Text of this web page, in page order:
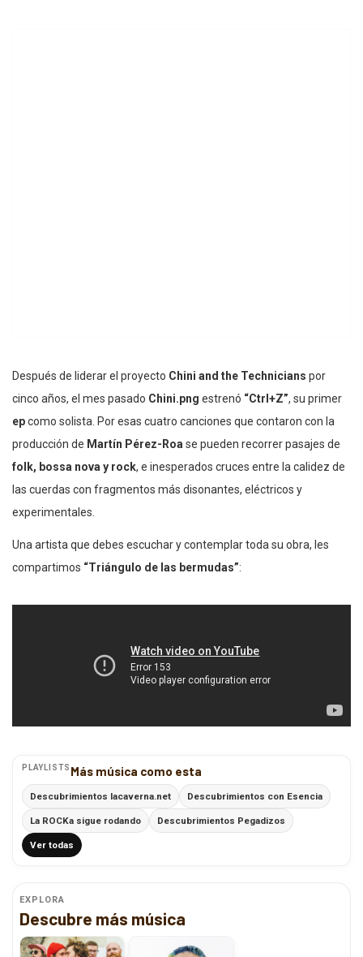
Después de liderar el proyecto Chini and the Technicians por
cinco años, el mes pasado Chini.png estrenó “Ctrl+Z”, su primer
epcomo solista. Por esas cuatro canciones que contaron con la
producción de Martín Pérez-Roa se pueden recorrer pasajes de
folk, bossa nova y rock, e inesperados cruces entre la calidez de
las cuerdas con fragmentos más disonantes, eléctricos y
experimentales.
Una artista que debes escuchar y contemplar toda su obra, les
compartimos “Triángulo de las bermudas”:
PLAYLISTS Más música como esta
Descubrimientos lacaverna.net Descubrimientos con Esencia
La ROCKa sigue rodando Descubrimientos Pegadizos
Ver todas
EXPLORA
Descubre más música